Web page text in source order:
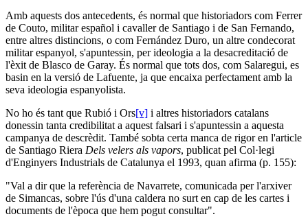
Amb aquests dos antecedents, és normal que historiadors com Ferrer
de Couto, militar español i cavaller de Santiago i de San Fernando,
entre altres distincions, o com Fernández Duro, un altre condecorat
militar espanyol, s'apuntessin, per ideologia a la desacreditació de
l'èxit de Blasco de Garay. És normal que tots dos, com Salaregui, es
basin en la versió de Lafuente, ja que encaixa perfectament amb la
seva ideologia espanyolista.
No ho és tant que Rubió i Ors[v] i altres historiadors catalans
donessin tanta credibilitat a aquest falsari i s'apuntessin a aquesta
campanya de descrèdit. També sobta certa manca de rigor en l'article
de Santiago Riera Dels velers als vapors, publicat pel Col·legi
d'Enginyers Industrials de Catalunya el 1993, quan afirma (p. 155):
"Val a dir que la referència de Navarrete, comunicada per l'arxiver
de Simancas, sobre l'ús d'una caldera no surt en cap de les cartes i
documents de l'època que hem pogut consultar".